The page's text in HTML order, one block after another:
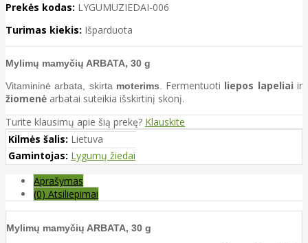
Prekės kodas: LYGUMUZIEDAI-006
Turimas kiekis: Išparduota
Mylimų mamyčių ARBATA, 30 g
Vitamininė arbata, skirta moterims Fermentuoti liepos lapeliai ir
žiomenė arbatai suteikia išskirtinį skonį.
Turite klausimų apie šią prekę? Klauskite
Kilmės šalis: Lietuva
Gamintojas: Lygumų žiedai
Aprašymas
(0) Atsiliepimai
Mylimų mamyčių ARBATA, 30 g